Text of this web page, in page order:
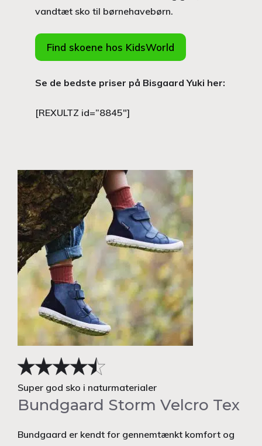
vandtæt sko til børnehavebørn.
Find skoene hos KidsWorld
Se de bedste priser på Bisgaard Yuki her:
[REXULTZ id=”8845″]
Super god sko i naturmaterialer
Bundgaard Storm Velcro Tex
Bundgaard er kendt for gennemtænkt komfort og